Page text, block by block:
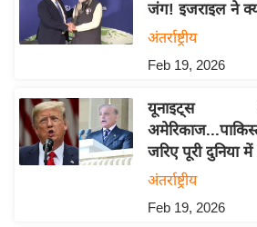
क्रा
ई
-
पे
जंग! इजराइल ने
अंतर्राष्ट्रीय
Feb 19, 2026
जरिए पूरी दुनिया
अंतर्राष्ट्रीय
Feb 19, 2026